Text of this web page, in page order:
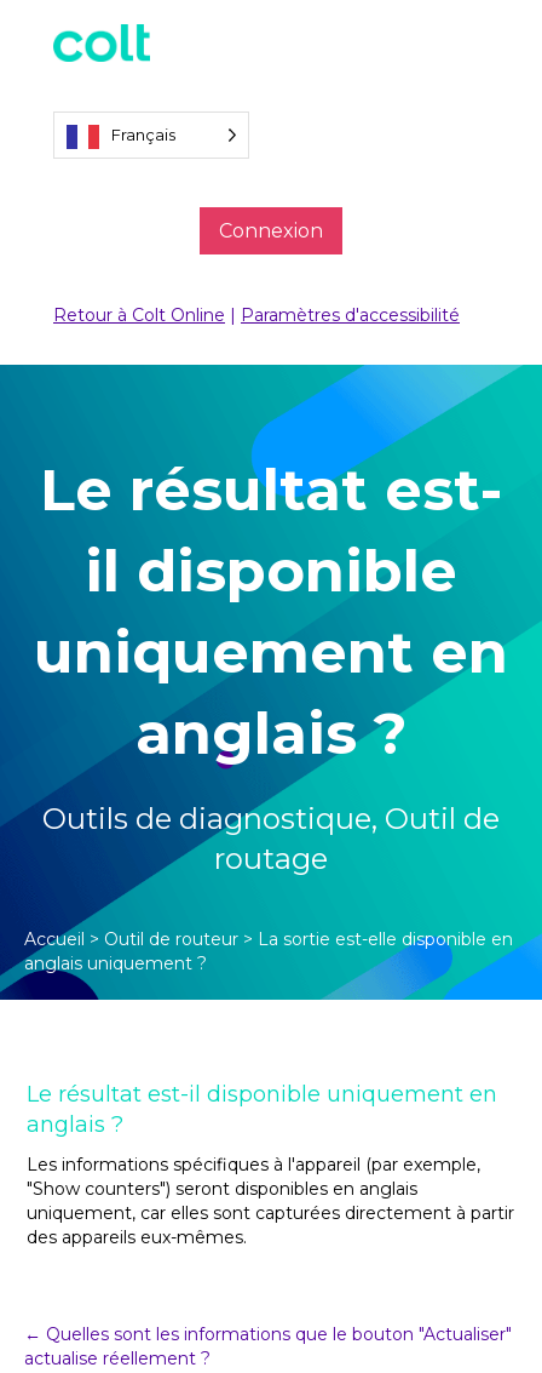
Français
Connexion
Retour à Colt Online Paramètres d'accessibilité
Le résultat est-
il disponible
uniquement en
anglais ?
Outils de diagnostique, Outil de
routage
Accueil > Outil de routeur > La sortie est-elle disponible en
anglais uniquement ?
Le résultat est-il disponible uniquement en
anglais ?
Les informations spécifiques à l'appareil (par exemple,
"Show counters") seront disponibles en anglais
uniquement, car elles sont capturées directement à partir
des appareils eux-mêmes.
Post
← Quelles sont les informations que le bouton "Actualiser"
actualise réellement ?